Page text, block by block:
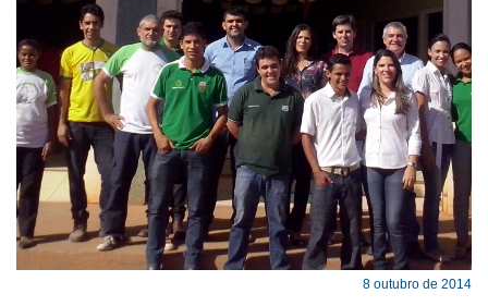
8 outubro de 2014